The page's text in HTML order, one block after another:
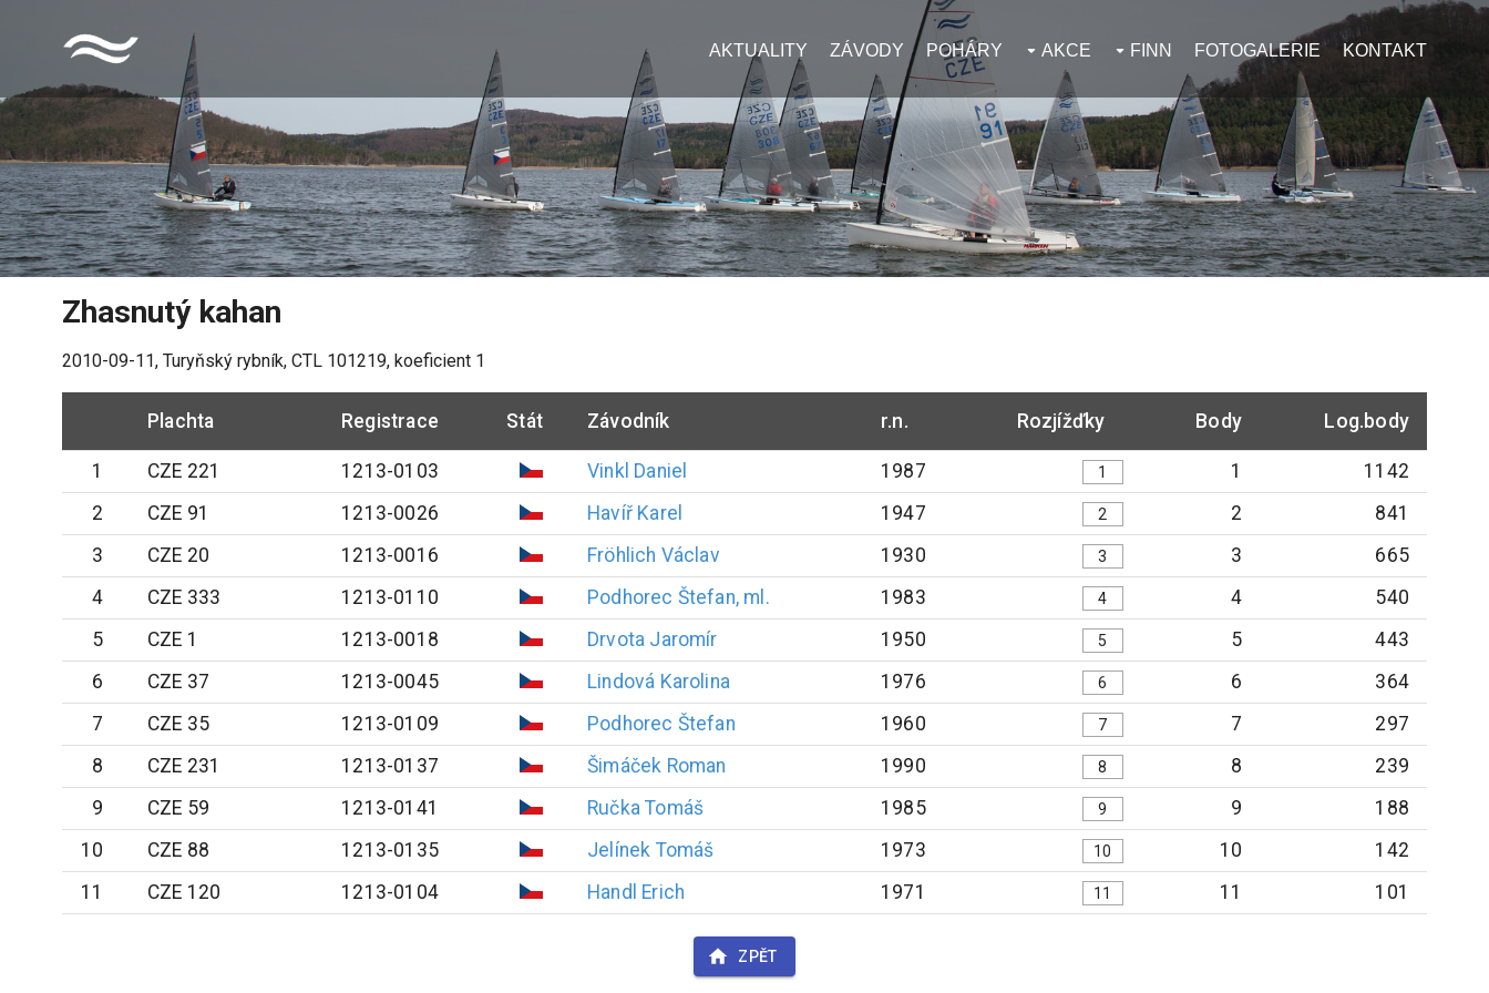
AKTUALITY ZÁVODY POHÁRY AKCE FINN FOTOGALERIE KONTAKT
Zhasnutý kahan
2010-09-11, Turyňský rybník, CTL 101219, koeficient 1
Plachta Registrace Stát Závodník r.n. Rozjížďky Body Log.body
1 CZE 221 1213-0103 Vinkl Daniel 1987 1 1
1142
2
CZE 91 1213-0026 Havíř Karel 1947 2 2
841
3
CZE 20 1213-0016 Fröhlich Václav 1930 3 3
665
4
CZE 333 1213-0110 Podhorec Štefan, ml. 1983 4 4
540
5
CZE 1 1213-0018 Drvota Jaromír 1950 5 5
443
6
CZE 37 1213-0045 Lindová Karolina 1976 6 6
364
7
CZE 35 1213-0109 Podhorec Štefan 1960 7 7
297
8
CZE 231 1213-0137 Šimáček Roman 1990 8 8
239
9
CZE 59 1213-0141 Ručka Tomáš 1985 9 9
188
10
CZE 88 1213-0135 Jelínek Tomáš 1973 10 10
142
11
CZE 120 1213-0104 Handl Erich 1971 11 11 101
ZPĚT